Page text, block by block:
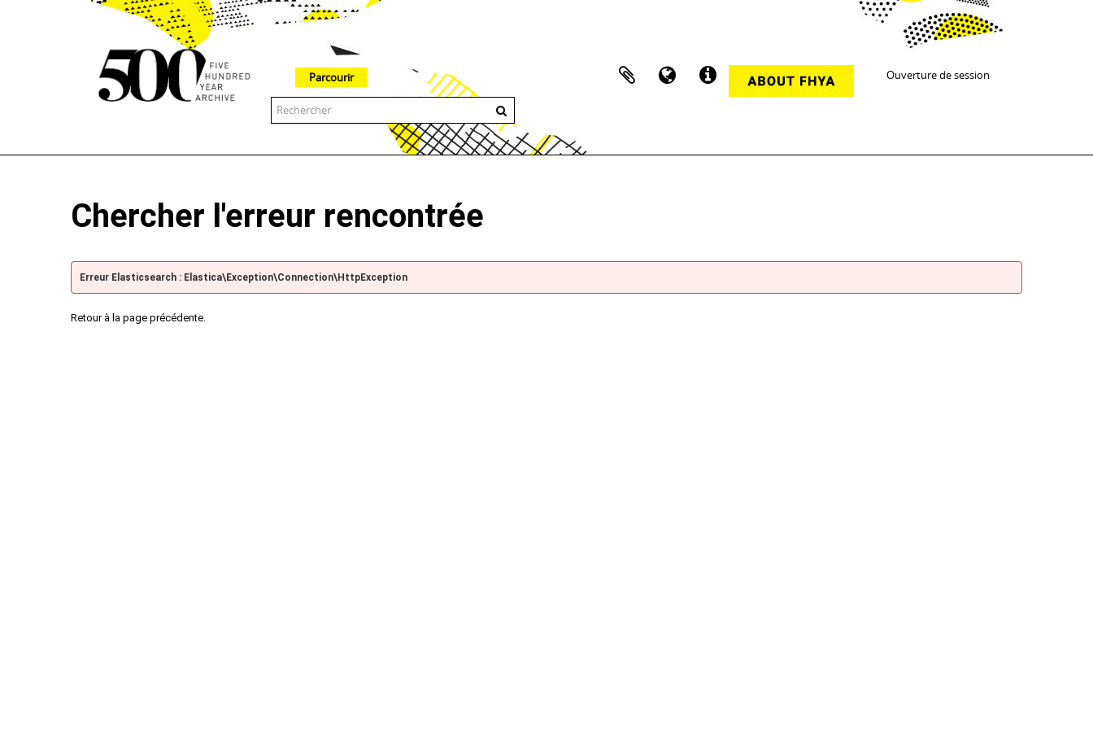
Ouverture de session
Parcourir
Chercher l'erreur rencontrée
Erreur Elasticsearch : Elastica\Exception\Connection\HttpException
Retour à la page précédente.